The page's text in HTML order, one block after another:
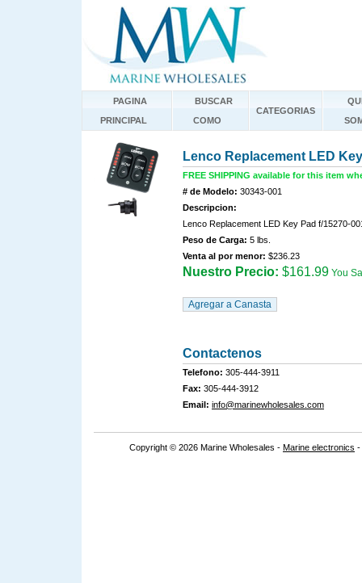
PAGINA
PRINCIPAL
BUSCAR
COMO
CATEGORIAS
Lenco Replacement LED
FREE SHIPPING available for this item
# de Modelo: 30343-001
Descripcion:
Lenco Replacement LED Key Pad f/15270-
Peso de Carga: 5 lbs.
Venta al por menor: $236.23
Nuestro Precio: $161.99 You
Contactenos
Telefono: 305-444-3911
Fax: 305-444-3912
Email: info@marinewholesales.com
Copyright © 2026 Marine Wholesales - Marine electronics -